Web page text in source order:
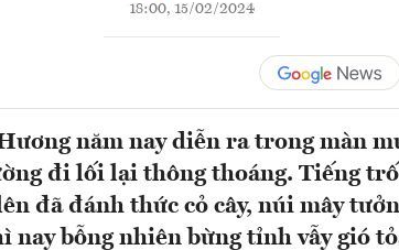
18:00, 15/02/2024
năm nay diễn ra trong màn
đi lối lại thông thoáng. Tiếng
đã đánh thức cỏ cây, núi mây
nay bỗng nhiên bừng tỉnh vẫy gió